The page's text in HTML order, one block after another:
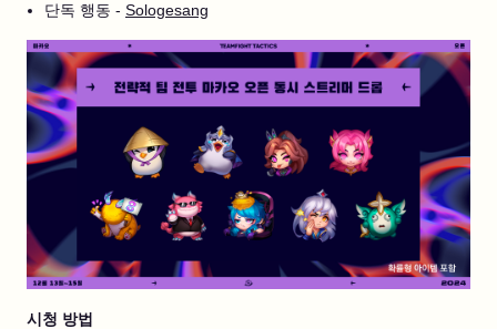
단독 행동 - Sologesang
시청 방법